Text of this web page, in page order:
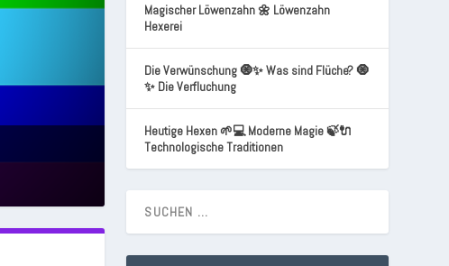
Magischer Löwenzahn 🌼 Löwenzahn
Hexerei
Die Verwünschung 🧿✨ Was sind Flüche? 🧿
✨ Die Verfluchung
Heutige Hexen 🌱💻 Moderne Magie 🍃🔌
Technologische Traditionen